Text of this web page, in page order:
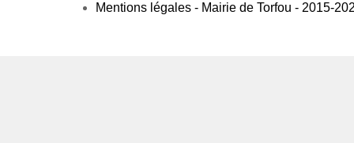
Mentions légales - Mairie de Torfou - 2015-